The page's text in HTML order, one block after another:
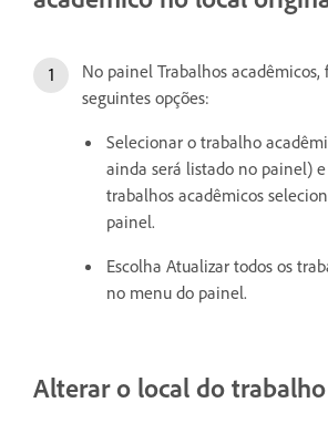
No painel Trabalhos acadêmicos,
seguintes opções:
Selecionar o trabalho
ainda será listado no painel)
trabalhos acadêmicos
painel.
Escolha Atualizar todos os
no menu do painel.
Alterar o local do